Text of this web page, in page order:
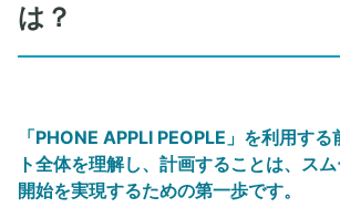
は？
「PHONE APPLI PEOPLE」を利用す
ト全体を理解し、計画することは、ス
開始を実現するための第一歩です。